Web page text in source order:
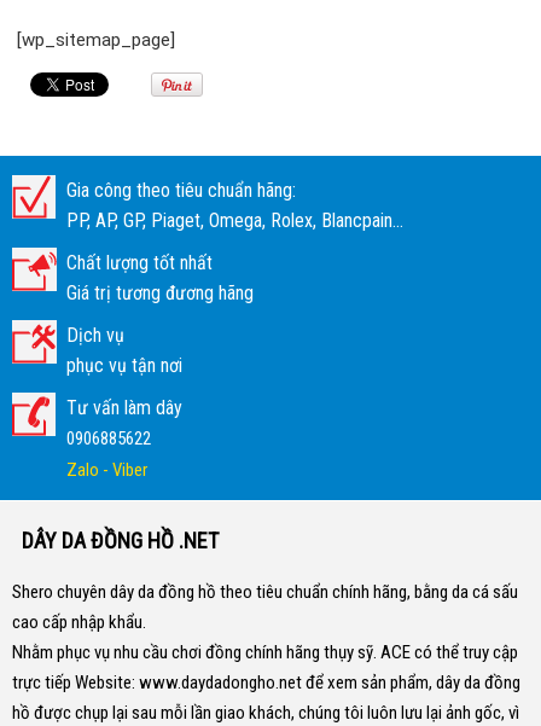
[wp_sitemap_page]
Gia công theo tiêu chuẩn hãng:
PP, AP, GP, Piaget, Omega, Rolex, Blancpain...
Chất lượng tốt nhất
Giá trị tương đương hãng
Dịch vụ
phục vụ tận nơi
Tư vấn làm dây
0906885622
Zalo - Viber
DÂY DA ĐỒNG HỒ .NET
Shero chuyên dây da đồng hồ theo tiêu chuẩn chính hãng, bằng da cá sấu
cao cấp nhập khẩu.
Nhằm phục vụ nhu cầu chơi đồng chính hãng thụy sỹ. ACE có thể truy cập
trực tiếp Website: www.daydadongho.netđể xem sản phẩm, dây da đồng
hồ được chụp lại sau mỗi lần giao khách, chúng tôi luôn lưu lại ảnh gốc, vì